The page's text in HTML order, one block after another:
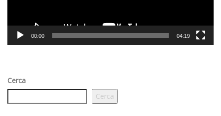
00:00 04:19
Cerca
Cerca